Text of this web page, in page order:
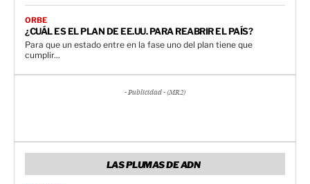
ORBE
¿CUÁL ES EL PLAN DE EE.UU. PARA REABRIR EL PAÍS?
Para que un estado entre en la fase uno del plan tiene que
cumplir...
- Publicidad - (MR2)
LAS PLUMAS DE ADN